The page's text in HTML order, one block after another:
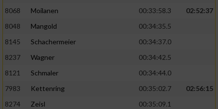
8068
Moilanen 00:33:58.3
02:52:37
8048
Mangold
00:34:35.5
8145
Schachermeier
00:34:37.0
8237
Wagner
00:34:42.5
8121
Schmaler
00:34:44.0
7983
Kettenring 00:35:02.7
02:56:15
8274
Zeisl
00:35:09.1